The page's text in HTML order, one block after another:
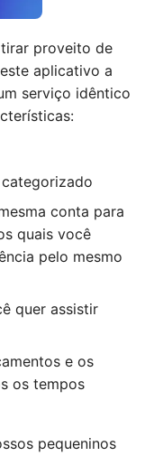
proveito de
aplicativo a
serviço idêntico
conta para
quais você
pelo mesmo
quer assistir
e os
os tempos
pequeninos